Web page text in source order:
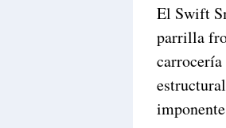
El Swift
parrilla